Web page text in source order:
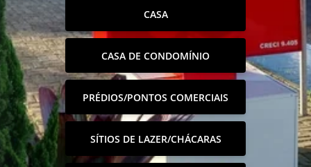
CASA
CASA DE CONDOMÍNIO
PRÉDIOS/PONTOS COMERCIAIS
SÍTIOS DE LAZER/CHÁCARAS